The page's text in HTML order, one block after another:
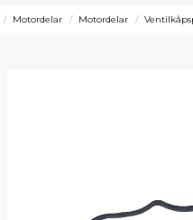
Motordelar Motordelar